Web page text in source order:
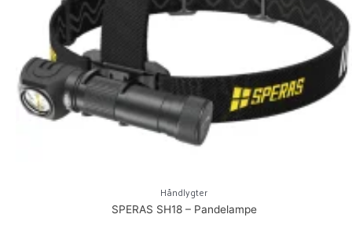
Håndlygter
SPERAS SH18 – Pandelampe